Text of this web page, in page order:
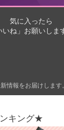
気に入ったら
いね」お願いしま
情報をお届けします。
キング★